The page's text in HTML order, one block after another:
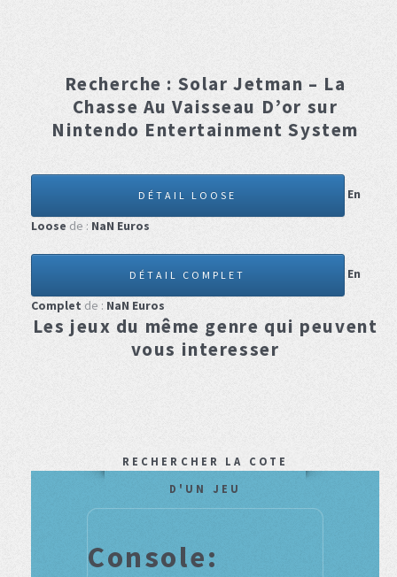
Recherche : Solar Jetman – La
Chasse Au Vaisseau D’or sur
Nintendo Entertainment System
DÉTAIL LOOSE
En
Loose de : NaN Euros
DÉTAIL COMPLET
En
Complet de : NaN Euros
Les jeux du même genre qui peuvent
vous interesser
RECHERCHER LA COTE
D'UN JEU
Console: